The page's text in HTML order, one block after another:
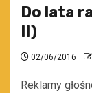
Do lata
II)
02/06/2016
Reklamy